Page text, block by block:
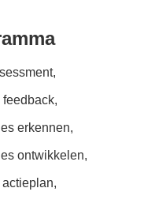
erkennen,
ontwikkelen,